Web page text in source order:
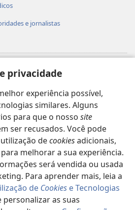
privacidade
experiência possível,
similares. Alguns
para que o nosso site
ser recusados. Você pode
decookiesadicionais,
melhorar a sua experiência.
será vendida ou usada
Para aprender mais, leia a
de Cookies e Tecnologias
personalizar as suas
e jornalistas
de Vigia™